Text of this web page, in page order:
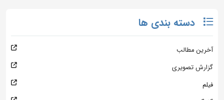
دسته بندی ها
آخرین مطالب
گزارش تصویری
فیلم